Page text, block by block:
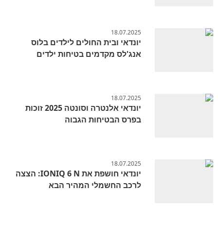
18.07.2025
יונדאי ובית החולים לילדים בלוס
אנג'לס מקדמים בטיחות ילדים
18.07.2025
יונדאי אלנטרה וסונטה 2025 זוכות
בפרס הבטיחות הגבוה
18.07.2025
יונדאי חושפת את IONIQ 6 N: הצצה
לרכב החשמלי המהיר הבא